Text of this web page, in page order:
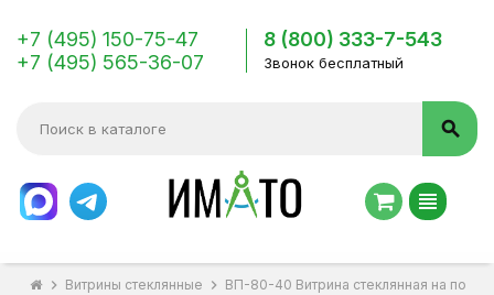
+7 (495) 150-75-47
+7 (495) 565-36-07
8 (800) 333-7-543
Звонок бесплатный
search
view_headline
chevron_right Витрины стеклянные chevron_right ВП-80-40 Витрина стеклянная на